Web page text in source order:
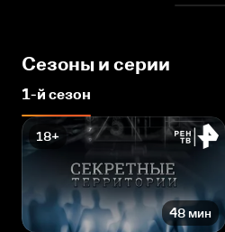
Сезоны и серии
1-й сезон
18+
48 мин